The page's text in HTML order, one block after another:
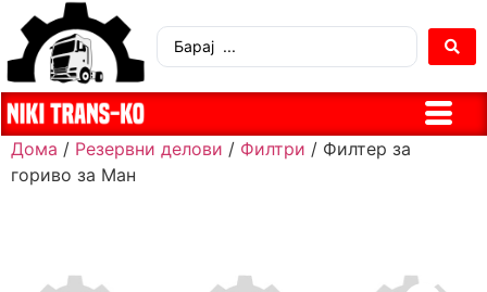
Дома / Резервни делови / Филтри / Филтер за
гориво за Ман